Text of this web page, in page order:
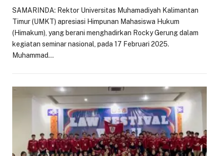
SAMARINDA: Rektor Universitas Muhamadiyah Kalimantan
Timur (UMKT) apresiasi Himpunan Mahasiswa Hukum
(Himakum), yang berani menghadirkan Rocky Gerung dalam
kegiatan seminar nasional, pada 17 Februari 2025.
Muhammad…